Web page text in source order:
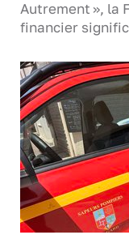
Autrement », la
financier